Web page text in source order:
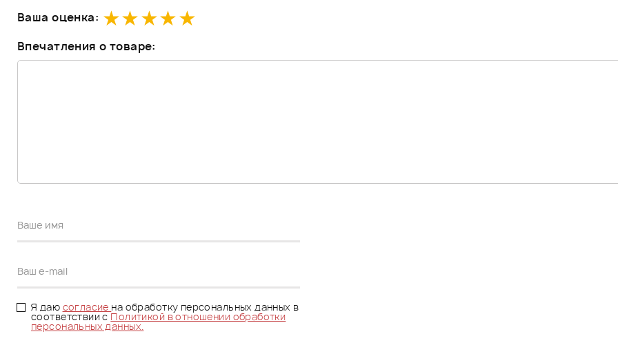
Ваша оценка:
Впечатления о товаре:
Я даю согласие на обработку персональных данных в
соответствии сПолитикой в отношении обработки
персональных данных.